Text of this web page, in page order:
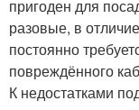
пригоден для
разовые, в
постоянно
повреждённого
К недостатками